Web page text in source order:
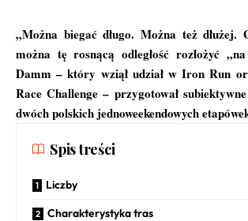
„Można biegać długo. Można też dłużej.
można tę rosnącą odległość rozłożyć
Damm – który wziął udział w Iron Run
Race Challenge – przygotował
dwóch polskich jednoweekendowych
Spis treści
Liczby
Charakterystyka tras